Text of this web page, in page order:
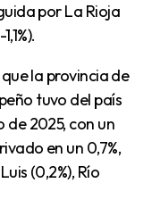
por La Rioja
tuvo del país
de 2025, con un
en un 0,7%,
(0,2%), Río